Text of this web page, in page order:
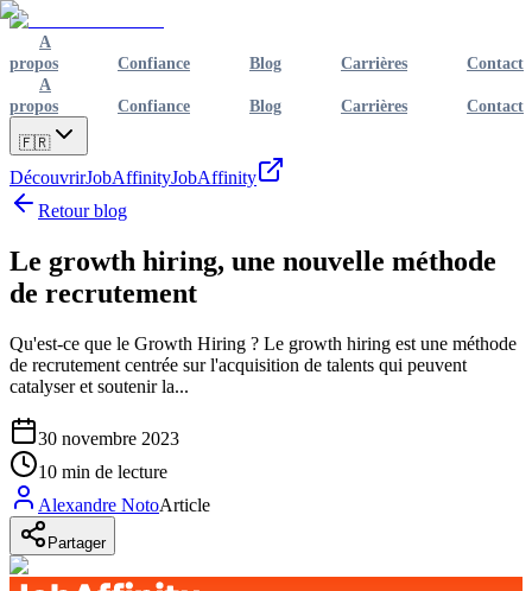
A
propos
Confiance Blog Carrières
Contact
A
propos
Confiance Blog Carrières Contact
🇫🇷
DécouvrirJobAffinityJobAffinity
Retour blog
Le growth hiring, une nouvelle méthode
de recrutement
Qu'est-ce que le Growth Hiring ? Le growth hiring est une méthode
de recrutement centrée sur l'acquisition de talents qui peuvent
catalyser et soutenir la...
30 novembre 2023
10 min de lecture
Alexandre NotoArticle
Partager